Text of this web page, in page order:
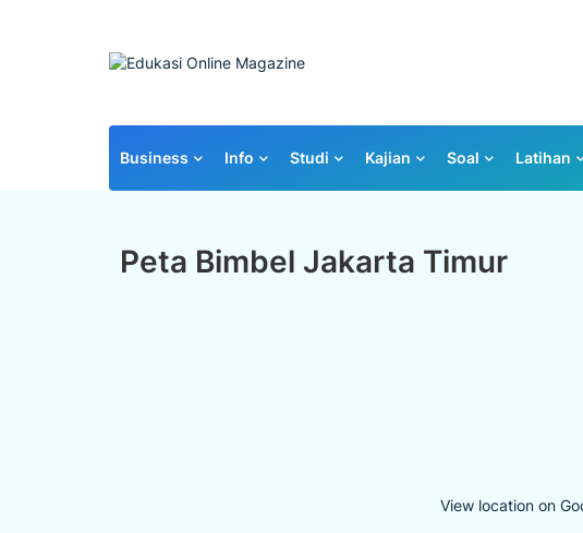
Business Info Studi Kajian Soal Latihan
Peta Bimbel Jakarta Timur
View location on